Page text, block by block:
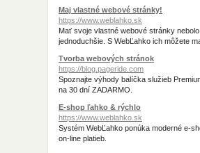
Maj vlastné webové stránky!
https://www.weblahko.sk
Mať svoje vlastné webové stránky
jednoduchšie. S WebĽahko ich môžete
Tvorba webových stránok
https://blog.pageride.com
Spoznajte výhody balíčka služieb
na 30 dní ZADARMO.
E-shop ľahko & rýchlo
https://www.weblahko.sk
Systém WebĽahko ponúka moderné e-
on-line platieb.